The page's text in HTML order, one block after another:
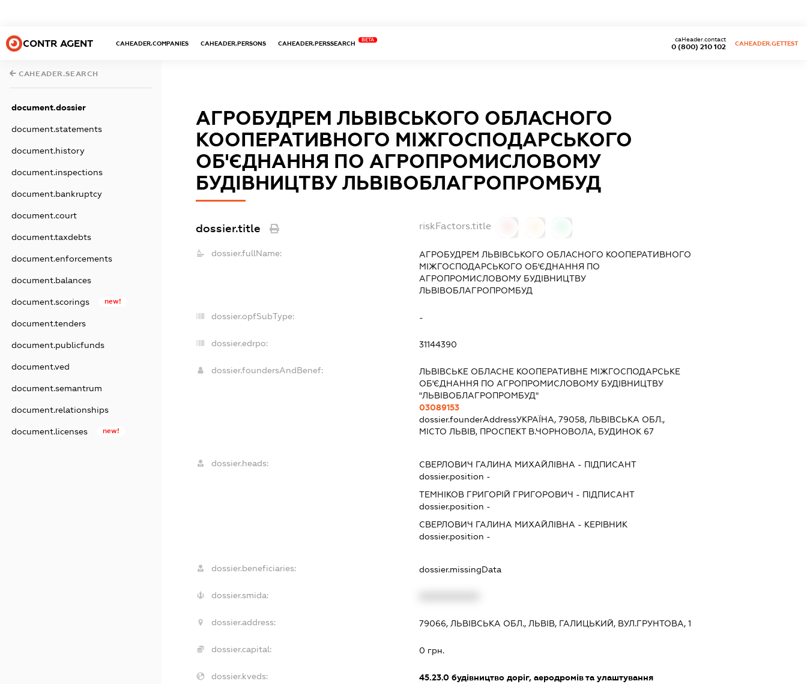
CONTR AGENT CAHEADER.COMPANIES CAHEADER.PERSONS CAHEADER.PERSSEARCH
BETA
0 (800) 210 102
caHeader.contact
CAHEADER.GETTEST
CAHEADER.SEARCH
document.dossier
document.statements
document.history
document.inspections
document.bankruptcy
document.court
document.taxdebts
document.enforcements
document.balances
document.scorings new!
document.tenders
document.publicfunds
document.ved
document.semantrum
document.relationships
document.licenses new!
АГРОБУДРЕМ ЛЬВІВСЬКОГО ОБЛАСНОГО
КООПЕРАТИВНОГО МІЖГОСПОДАРСЬКОГО
ОБ'ЄДНАННЯ ПО АГРОПРОМИСЛОВОМУ
БУДІВНИЦТВУ ЛЬВІВОБЛАГРОПРОМБУД
dossier.title riskFactors.title
dossier.fullName:
АГРОБУДРЕМ ЛЬВІВСЬКОГО ОБЛАСНОГО КООПЕРАТИВНОГО
МІЖГОСПОДАРСЬКОГО ОБ'ЄДНАННЯ ПО
АГРОПРОМИСЛОВОМУ БУДІВНИЦТВУ
ЛЬВІВОБЛАГРОПРОМБУД
dossier.opfSubType: -
dossier.edrpo: 31144390
dossier.foundersAndBenef:
ЛЬВІВСЬКЕ ОБЛАСНЕ КООПЕРАТИВНЕ МІЖГОСПОДАРСЬКЕ
ОБ'ЄДНАННЯ ПО АГРОПРОМИСЛОВОМУ БУДІВНИЦТВУ
"ЛЬВІВОБЛАГРОПРОМБУД"
03089153
dossier.founderAddressУКРАЇНА, 79058, ЛЬВІВСЬКА ОБЛ.,
МІСТО ЛЬВІВ, ПРОСПЕКТ В.ЧОРНОВОЛА, БУДИНОК 67
dossier.heads: СВЕРЛОВИЧ ГАЛИНА МИХАЙЛІВНА - ПІДПИСАНТ
dossier.position -
ТЕМНІКОВ ГРИГОРІЙ ГРИГОРОВИЧ - ПІДПИСАНТ
dossier.position -
СВЕРЛОВИЧ ГАЛИНА МИХАЙЛІВНА - КЕРІВНИК
dossier.position -
dossier.beneficiaries: dossier.missingData
dossier.smida:
dossier.address: 79066, ЛЬВІВСЬКА ОБЛ., ЛЬВІВ, ГАЛИЦЬКИЙ, ВУЛ.ГРУНТОВА, 1
dossier.capital: 0 грн.
dossier.kveds: 45.23.0будівництво доріг, аеродромів та улаштування